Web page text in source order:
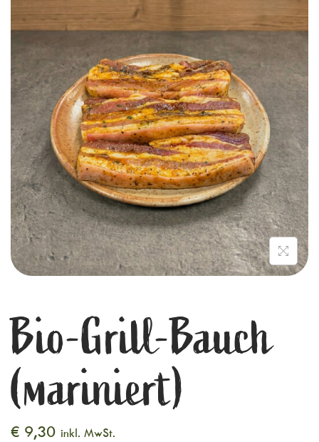
Bio-Grill-Bauch
(mariniert)
€ 9,30 inkl. MwSt.